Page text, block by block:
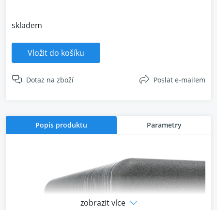
skladem
Vložit do košíku
Dotaz na zboží Poslat e-mailem
Popis produktu Parametry
zobrazit více